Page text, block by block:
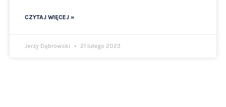
CZYTAJ WIĘCEJ »
Jerzy Dąbrowski 21 lutego 2023